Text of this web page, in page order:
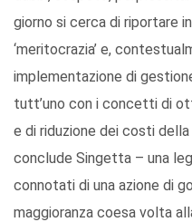
giorno si cerca di riportare
‘meritocrazia’ e,
implementazione di
tutt’uno con i concetti di
e di riduzione dei costi
conclude Singetta – una
connotati di una azione di
maggioranza coesa volta